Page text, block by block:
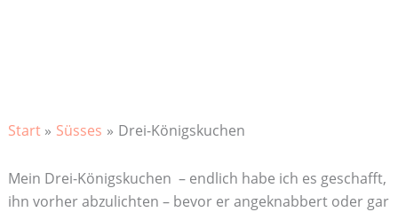
Start Süsses Drei-Königskuchen
Mein Drei-Königskuchen – endlich habe ich es geschafft,
ihn vorher abzulichten – bevor er angeknabbert oder gar